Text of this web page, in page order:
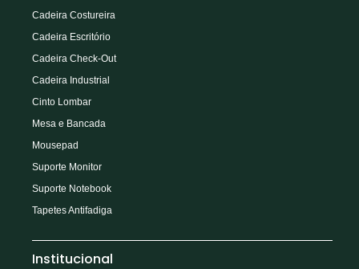
Cadeira Costureira
Cadeira Escritório
Cadeira Check-Out
Cadeira Industrial
Cinto Lombar
Mesa e Bancada
Mousepad
Suporte Monitor
Suporte Notebook
Tapetes Antifadiga
Institucional